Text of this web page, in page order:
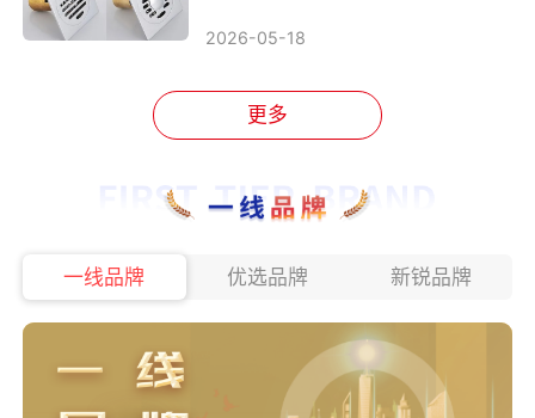
2026-05-18
更多
一线品牌 优选品牌 新锐品牌